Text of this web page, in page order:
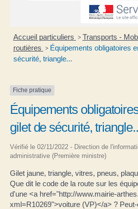
Accueil particuliers > Transports -
routières > Équipements obligatoires
sécurité, triangle...
Fiche pratique
Équipements
gilet de sécurité,
Vérifié le 02/11/2022 - Direction de
administrative (Première ministre)
Gilet jaune, triangle, vitres, pneus,
Que dit le code de la route sur les
d'une <a href="http://www.mairie-
xml=R10269">voiture (VP)</a> ?